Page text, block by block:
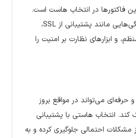
فاکتورها در انتخاب هاست است.
هاست شما باید ویژگی‌هایی مانند پشتیبانی از SSL،
و ابزارهای نظارت بر امنیت را
حرفه‌ای می‌تواند در مواقع بروز
انتخاب هاستی با پشتیبانی
مشکلات احتمالی جلوگیری کرده و به